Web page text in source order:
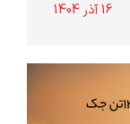
16 آذر 1404